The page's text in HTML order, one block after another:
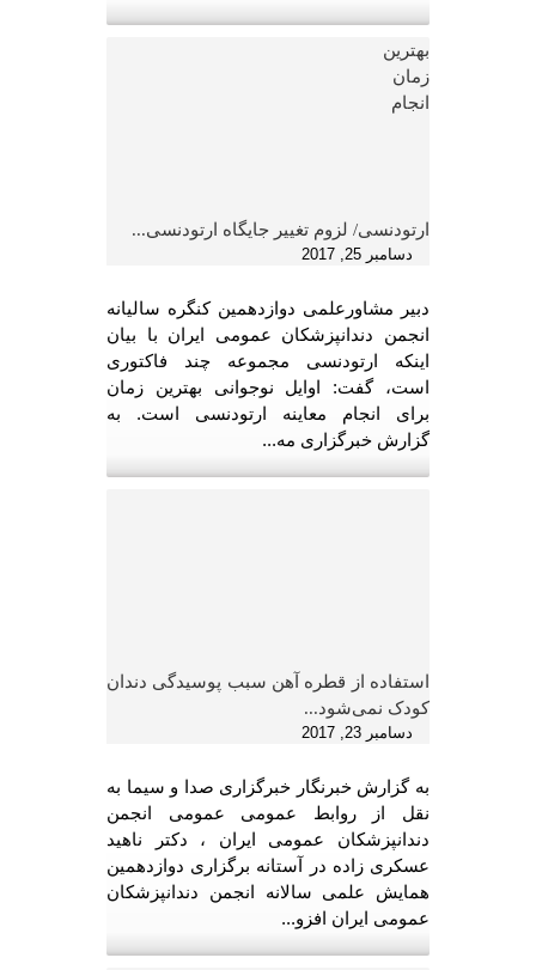
بهترین
زمان
انجام
ارتودنسی/ لزوم تغییر جایگاه ارتودنسی...
دسامبر 25, 2017
دبیر مشاورعلمی دوازدهمین کنگره سالیانه
انجمن دندانپزشکان عمومی ایران با بیان
اینکه ارتودنسی مجموعه چند فاکتوری
است، گفت: اوایل نوجوانی بهترین زمان
برای انجام معاینه ارتودنسی است. به
گزارش خبرگزاری مه...
استفاده از قطره آهن سبب پوسیدگی دندان
کودک نمی‌شود...
دسامبر 23, 2017
به گزارش خبرنگار خبرگزاری صدا و سیما به
نقل از روابط عمومی عمومی انجمن
دندانپزشکان عمومی ایران ، دکتر ناهید
عسکری زاده در آستانه برگزاری دوازدهمین
همایش علمی سالانه انجمن دندانپزشکان
عمومی ایران افزو...